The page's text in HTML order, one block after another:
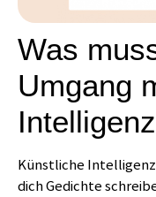
Was
Umgang
Künstliche
dich Gedichte